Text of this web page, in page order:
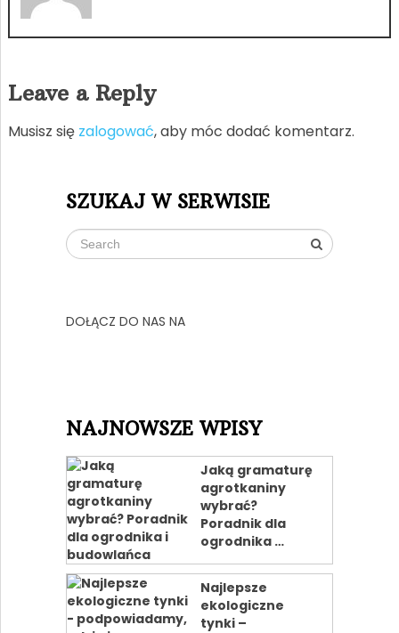
Leave a Reply
Musisz się zalogować, aby móc dodać komentarz.
SZUKAJ W SERWISIE
DOŁĄCZ DO NAS NA
NAJNOWSZE WPISY
Jaką gramaturę
agrotkaniny
wybrać?
Poradnik dla
ogrodnika …
Najlepsze
ekologiczne
tynki –